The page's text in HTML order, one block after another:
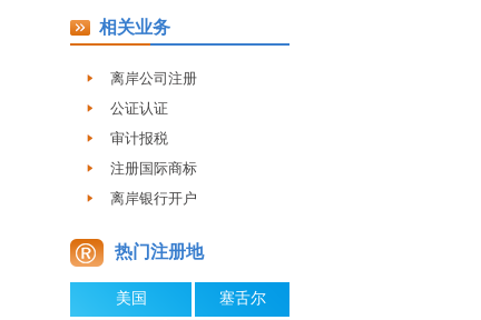
相关业务
离岸公司注册
公证认证
审计报税
注册国际商标
离岸银行开户
热门注册地
美国 塞舌尔